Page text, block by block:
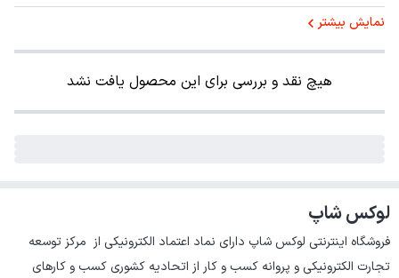
نمایش بیشتر
هیچ نقد و بررسی برای این محصول یافت نشد
لوکس شاپ